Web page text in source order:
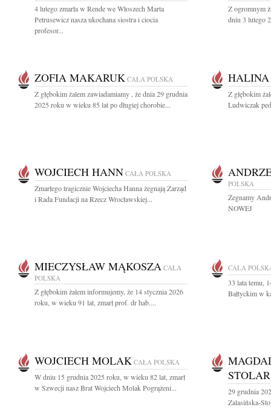
4 lutego zmarła w Rende we Włoszech Marta
Petrusewicz nasza ukochana siostra i ciocia
profesor...
Z ogromnym
dniu 3 lutego
ZOFIA MAKARUK CAŁA POLSKA
Z głębokim żalem zawiadamiamy , że dnia 29 grudnia
2025 roku w wieku 85 lat po długiej chorobie...
Z głębokim
Ludwiczak
WOJCIECH HANN CAŁA POLSKA
Zmarłego tragicznie Wojciecha Hanna żegnają Zarząd
i Rada Fundacji na Rzecz Wrocławskiej...
POLSKA
Żegnamy
NOWEJ
MIECZYSŁAW MĄKOSZA CAŁA
POLSKA
Z głębokim żalem informujemy, że 14 stycznia 2026
roku, w wieku 91 lat, zmarł prof. dr hab....
CAŁA
33 lata temu,
Bałtyckim w
WOJCIECH MOLAK CAŁA POLSKA
W dniu 15 grudnia 2025 roku, w wieku 82 lat, zmarł
w Szwecji nasz Brat Wojciech Molak Pogrążeni...
29 grudnia
Zalasińska-